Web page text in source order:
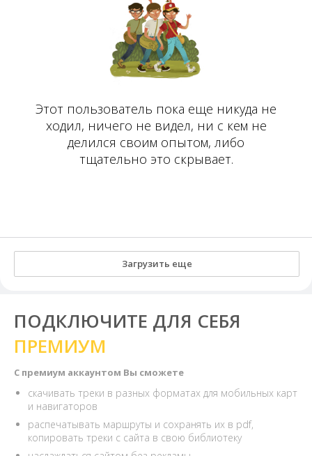
Этот пользователь пока еще никуда не
ходил, ничего не видел, ни с кем не
делился своим опытом, либо
тщательно это скрывает.
Загрузить еще
ПОДКЛЮЧИТЕ ДЛЯ СЕБЯ
ПРЕМИУМ
С премиум аккаунтом Вы сможете
скачивать треки в разных форматах для мобильных карт
и навигаторов
распечатывать маршруты и сохранять их в pdf,
копировать треки с сайта в свою библиотеку